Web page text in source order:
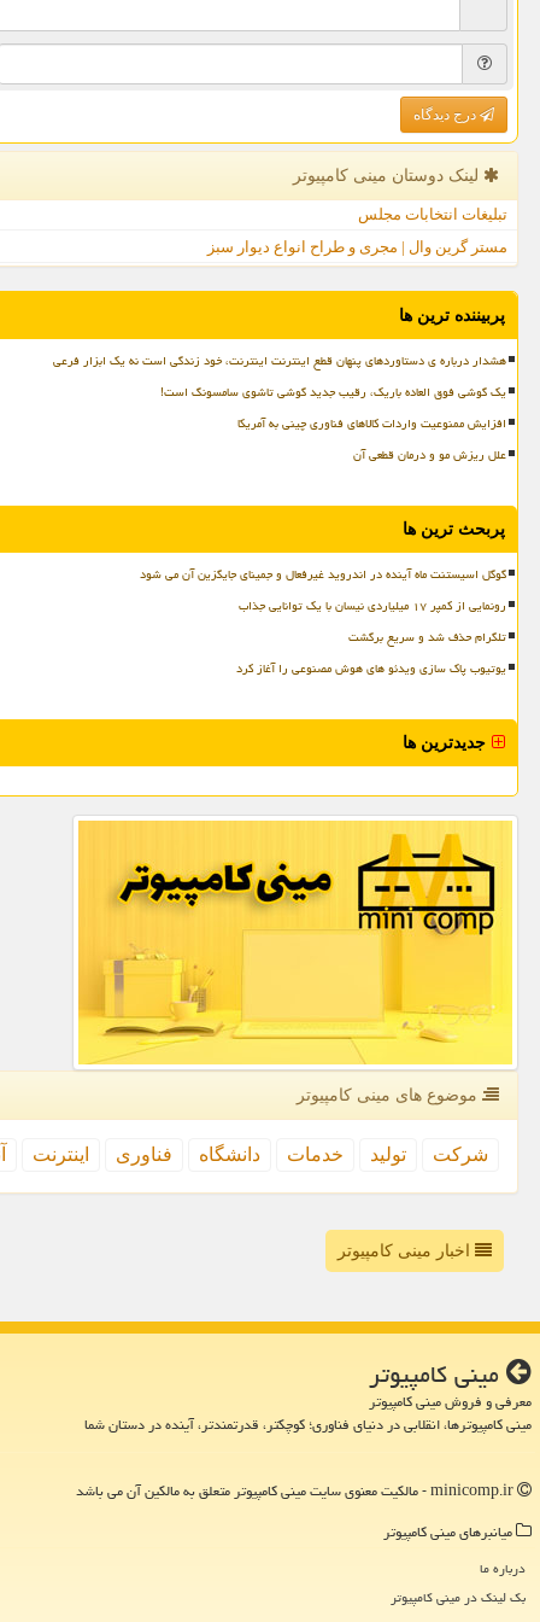
درج دیدگاه
لینک دوستان مینی كامپیوتر
تبلیغات انتخابات مجلس
مستر گرین وال | مجری و طراح انواع دیوار سبز
پربیننده ترین ها
هشدار درباره ی دستاوردهای پنهان قطع اینترنت اینترنت، خود زندگی است نه یک ابزار فرعی
یک گوشی فوق العاده باریک، رقیب جدید گوشی تاشوی سامسونگ است!
افزایش ممنوعیت واردات کالاهای فناوری چینی به آمریکا
علل ریزش مو و درمان قطعی آن
پربحث ترین ها
گوگل اسیستنت ماه آینده در اندروید غیرفعال و جمینای جایگزین آن می شود
رونمایی از کمپر ۱۷ میلیاردی نیسان با یک توانایی جذاب
تلگرام حذف شد و سریع برگشت
یوتیوب پاک سازی ویدئو های هوش مصنوعی را آغاز کرد
جدیدترین ها
موضوع های مینی كامپیوتر
شركت تولید خدمات دانشگاه فناوری اینترنت
اخبار مینی کامپیوتر
مینی كامپیوتر
معرفی و فروش مینی کامپیوتر
مینی کامپیوترها، انقلابی در دنیای فناوری؛ کوچکتر، قدرتمندتر، آینده در دستان شما
میانبرهای مینی كامپیوتر
درباره ما
بک لینک در مینی كامپیوتر